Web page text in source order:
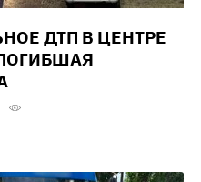
ДТП В ЦЕНТРЕ